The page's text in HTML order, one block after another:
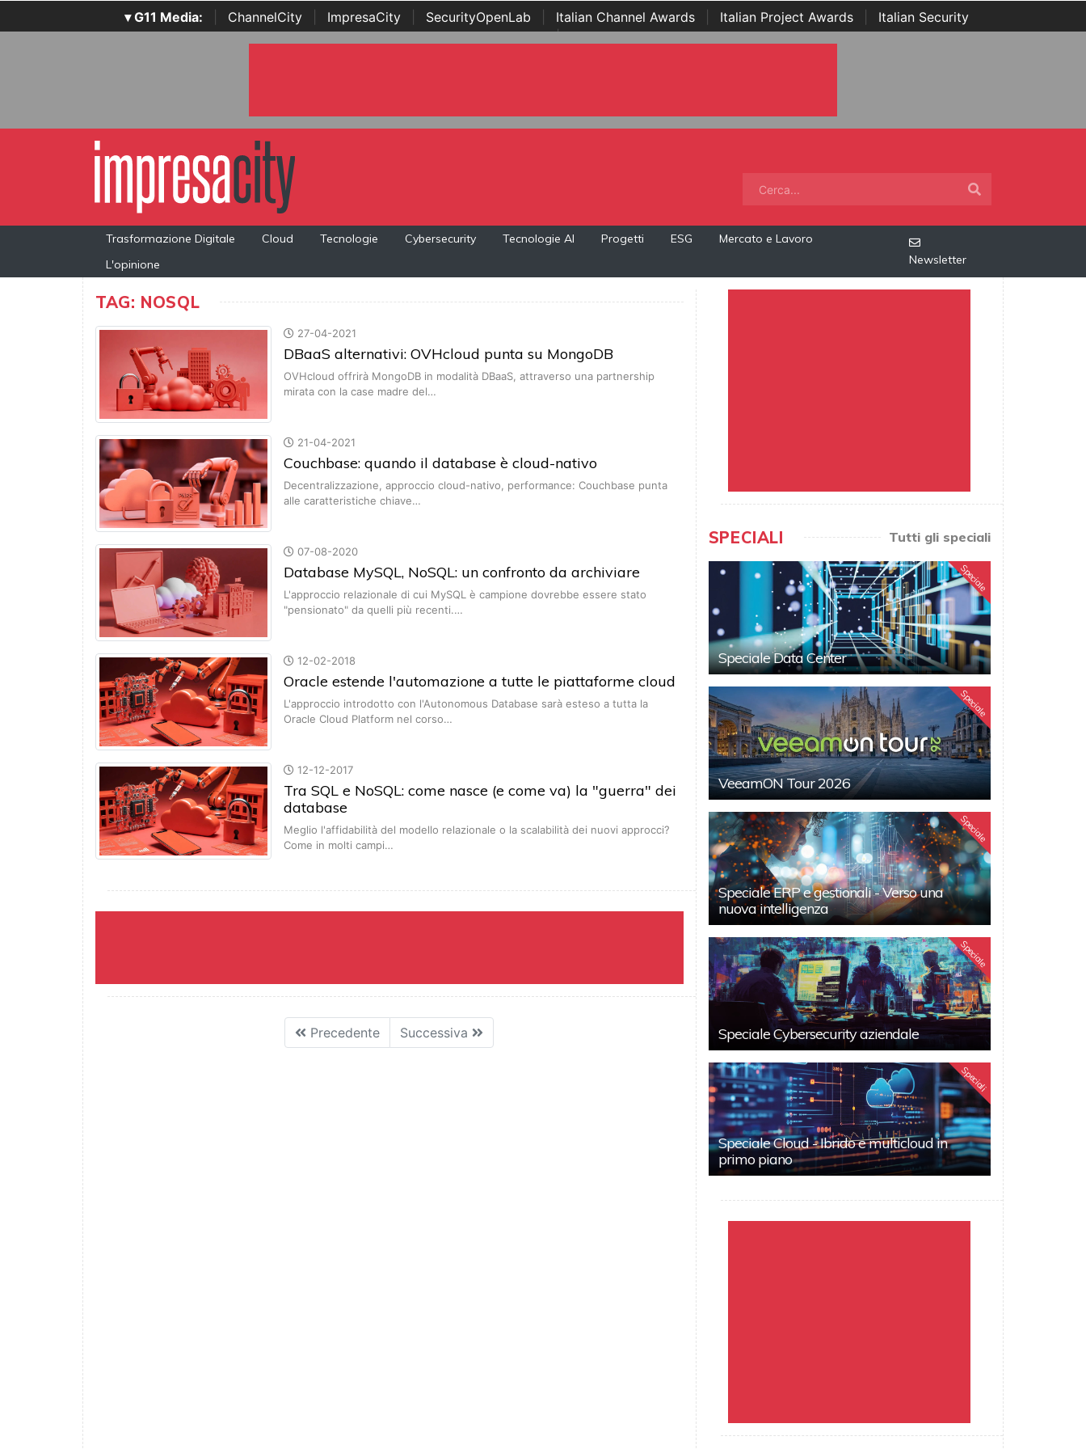
▾ G11 Media: ChannelCity ImpresaCity SecurityOpenLab Italian Channel Awards Italian Project Awards
Italian Security
Awards | ...
Trasformazione Digitale Cloud Tecnologie Cybersecurity Tecnologie AI Progetti ESG
Mercato e Lavoro
L'opinione
Newsletter
TAG: NOSQL
27-04-2021
DBaaS alternativi: OVHcloud punta su MongoDB
OVHcloud offrirà MongoDB in modalità DBaaS, attraverso una partnership
mirata con la case madre del…
21-04-2021
Couchbase: quando il database è cloud-nativo
Decentralizzazione, approccio cloud-nativo, performance: Couchbase punta
alle caratteristiche chiave…
07-08-2020
Database MySQL, NoSQL: un confronto da archiviare
L'approccio relazionale di cui MySQL è campione dovrebbe essere stato
"pensionato" da quelli più recenti.…
12-02-2018
Oracle estende l'automazione a tutte le piattaforme cloud
L'approccio introdotto con l'Autonomous Database sarà esteso a tutta la
Oracle Cloud Platform nel corso…
12-12-2017
Tra SQL e NoSQL: come nasce (e come va) la "guerra" dei
database
Meglio l'affidabilità del modello relazionale o la scalabilità dei nuovi approcci?
Come in molti campi…
Precedente Successiva
SPECIALI Tutti gli speciali
Speciale
Speciale Data Center
Speciale
VeeamON Tour 2026
Speciale
Speciale ERP e gestionali - Verso una
nuova intelligenza
Speciale
Speciale Cybersecurity aziendale
Speciali
Speciale Cloud - Ibrido e multicloud in
primo piano